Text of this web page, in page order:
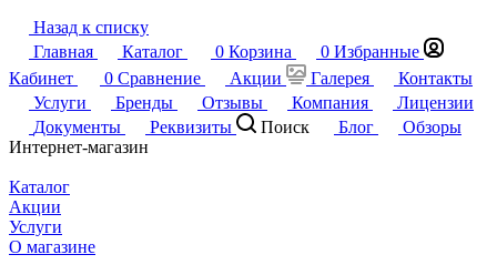
Назад к списку
Главная
Каталог 0 Корзина 0 Избранные
Кабинет
0 Сравнение Акции Галерея
Контакты
Услуги
Бренды Отзывы Компания
Лицензии
Документы
Реквизиты Поиск Блог
Обзоры
Интернет-магазин
Каталог
Акции
Услуги
О магазине